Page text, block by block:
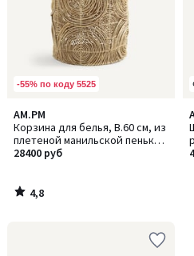
-55% по коду 5525
AM.PM
Корзина для белья, В.60 см, из
плетеной манильской пеньки,
Orphée / Орфе
28400 руб
4,8
/ 5
4,8
/